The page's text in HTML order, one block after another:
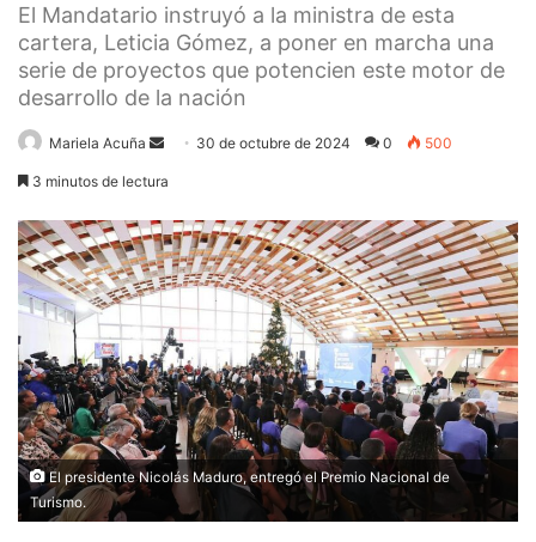
El Mandatario instruyó a la ministra de esta
cartera, Leticia Gómez, a poner en marcha una
serie de proyectos que potencien este motor de
desarrollo de la nación
Mariela Acuña
Send 30 de octubre de 2024 0 500
3 minutos de lectura
El presidente Nicolás Maduro, entregó el Premio Nacional de
Turismo.